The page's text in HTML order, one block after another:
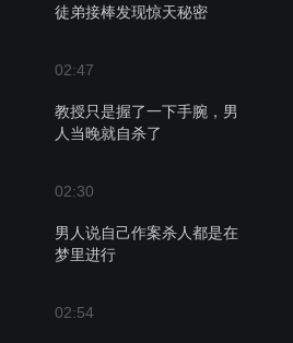
徒弟接棒发现惊天秘密
02:47
教授只是握了一下手腕，男
人当晚就自杀了
02:30
男人说自己作案杀人都是在
梦里进行
02:54